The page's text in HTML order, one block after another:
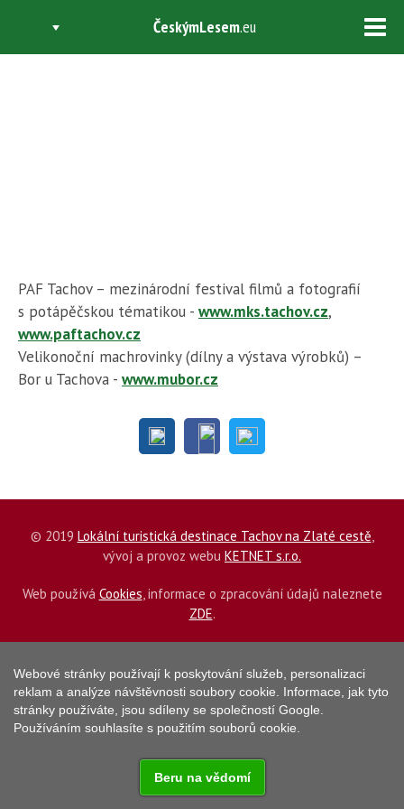
ČeskýmLesem.eu
PAF Tachov – mezinárodní festival filmů a fotografií
s potápěčskou tématikou - www.mks.tachov.cz,
www.paftachov.cz
Velikonoční machrovinky (dílny a výstava výrobků) –
Bor u Tachova - www.mubor.cz
© 2019 Lokální turistická destinace Tachov na Zlaté cestě,
vývoj a provoz webu KETNET s.r.o.
Web používá Cookies, informace o zpracování údajů naleznete
ZDE.
Webové stránky používají k poskytování služeb, personalizaci
reklam a analýze návštěvnosti soubory cookie. Informace, jak tyto
stránky používáte, jsou sdíleny se společností Google.
Používáním souhlasíte s použitím souborů cookie.
Beru na vědomí